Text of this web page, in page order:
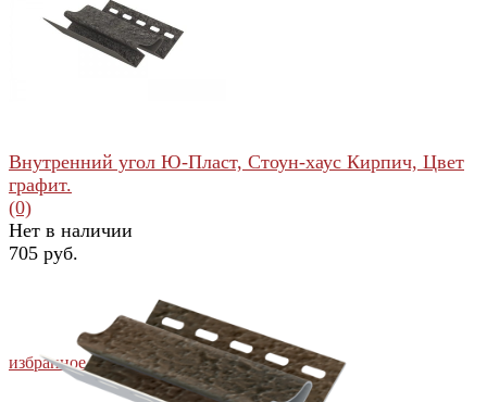
избранное сравнить
избранное сравнить
Внутренний угол Ю-Пласт, Стоун-хаус Кирпич, Цвет
графит.
(0)
Нет в наличии
705 руб.